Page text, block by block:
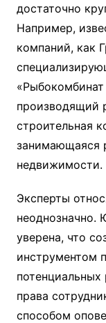
достаточно
Например,
компаний, как
производящий
строительная
занимающаяся
недвижимости.
Эксперты
неоднозначно.
уверена, что
инструментом
права
способом